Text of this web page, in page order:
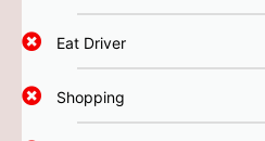
Eat Driver
Shopping